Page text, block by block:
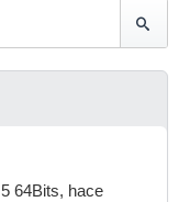
64Bits, hace